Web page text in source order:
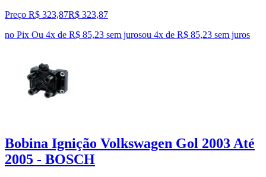
Preço R$ 323,87R$ 323,87
no Pix Ou 4x de R$ 85,23 sem jurosou 4x de R$ 85,23 sem juros
Bobina Ignição Volkswagen Gol 2003 Até
2005 - BOSCH